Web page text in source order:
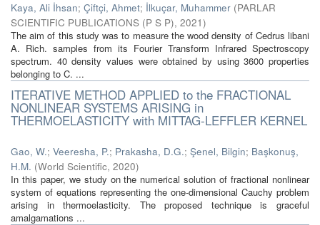
Kaya, Ali İhsan; Çiftçi, Ahmet; İlkuçar, Muhammer (PARLAR
SCIENTIFIC PUBLICATIONS (P S P), 2021)
The aim of this study was to measure the wood density of Cedrus libani
A. Rich. samples from its Fourier Transform Infrared Spectroscopy
spectrum. 40 density values were obtained by using 3600 properties
belonging to C. ...
ITERATIVE METHOD APPLIED to the FRACTIONAL
NONLINEAR SYSTEMS ARISING in
THERMOELASTICITY with MITTAG-LEFFLER KERNEL
Gao, W.; Veeresha, P.; Prakasha, D.G.; Şenel, Bilgin; Başkonuş,
H.M. (World Scientific, 2020)
In this paper, we study on the numerical solution of fractional nonlinear
system of equations representing the one-dimensional Cauchy problem
arising in thermoelasticity. The proposed technique is graceful
amalgamations ...